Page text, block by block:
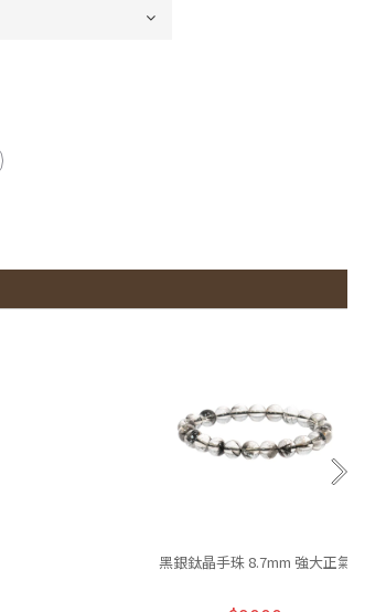
黑銀鈦晶手珠 8.7mm 強大正氣